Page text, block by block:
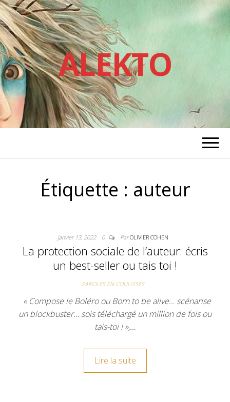
ALEKTO
Étiquette : auteur
janvier 13, 2022 0 ParOLIVIER COHEN
La protection sociale de l’auteur: écris
un best-seller ou tais toi !
PAROLES EN COULISSES
« Compose le Boléro ou Born to be alive… scénarise
un blockbuster… sois téléchargé un million de fois ou
tais-toi ! »,…
Lire la suite